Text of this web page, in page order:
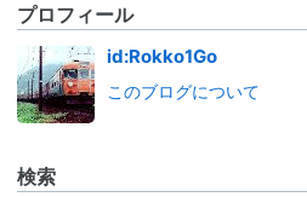
プロフィール
id:Rokko1Go
このブログについて
検索